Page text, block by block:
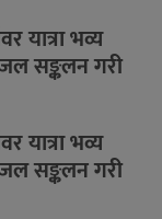
यात्रा भव्य
सङ्कलन गरी
यात्रा भव्य
सङ्कलन गरी